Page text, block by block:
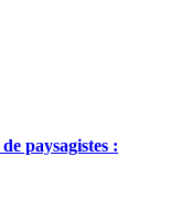
paysagistes :